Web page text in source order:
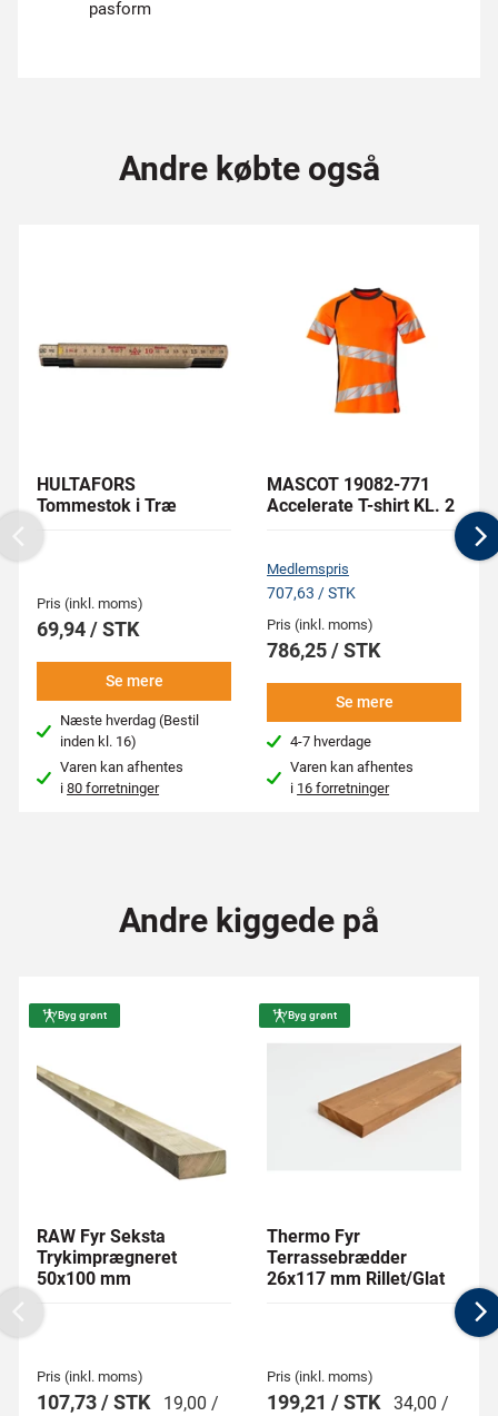
pasform
Andre købte også
HULTAFORS
Tommestok i Træ
Pris (inkl. moms)
69,94 / STK
Se mere
Næste hverdag (Bestil
inden kl. 16)
Varen kan afhentes
i80 forretninger
MASCOT 19082-771
Accelerate T-shirt KL. 2
Medlemspris
707,63 / STK
Pris (inkl. moms)
786,25 / STK
Se mere
4-7 hverdage
Varen kan afhentes
i 16 forretninger
Previous
Andre kiggede på
Byg grønt
RAW Fyr Seksta
Trykimprægneret
50x100 mm
Pris (inkl. moms)
107,73 / STK
19,00 /
Byg grønt
Thermo Fyr
Terrassebrædder
26x117 mm Rillet/Glat
Pris (inkl. moms)
199,21 / STK 34,00 /
Previous